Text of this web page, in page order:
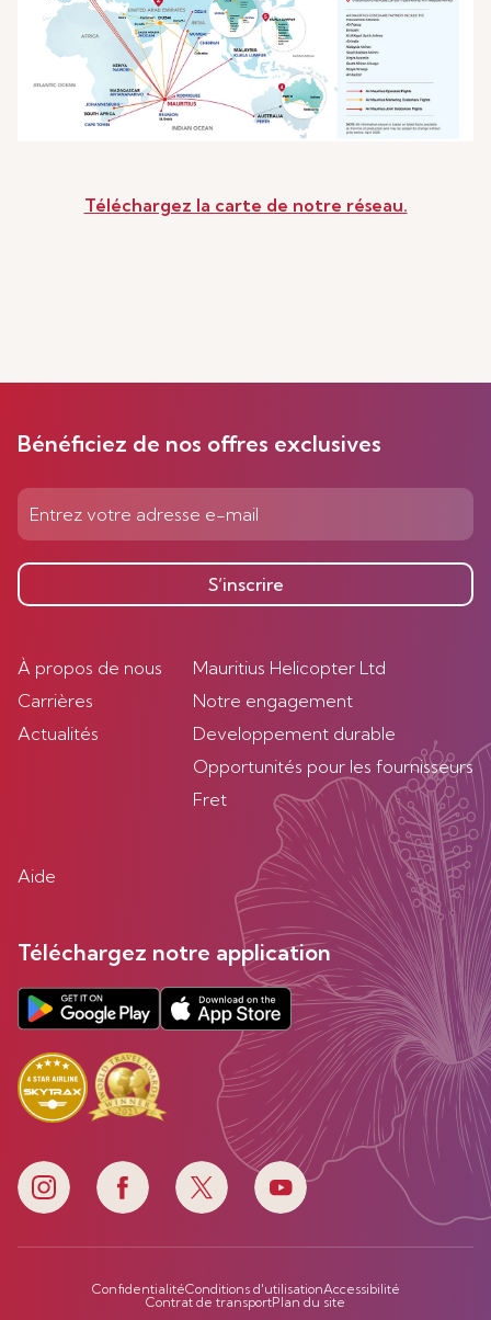
Téléchargez la carte de notre réseau.
Bénéficiez de nos offres exclusives
S’inscrire
À propos de nous
Carrières
Actualités
Mauritius Helicopter Ltd
Notre engagement
Developpement durable
Opportunités pour les fournisseurs
Fret
Aide
Téléchargez notre application
ConfidentialitéConditions d'utilisationAccessibilité
Contrat de transportPlan du site